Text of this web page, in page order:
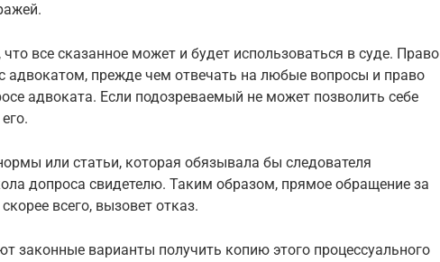
все сказанное может и будет использоваться в суде. Право
адвокатом, прежде чем отвечать на любые вопросы и право
адвоката. Если подозреваемый не может позволить себе
или статьи, которая обязывала бы следователя
допроса свидетелю. Таким образом, прямое обращение за
всего, вызовет отказ.
законные варианты получить копию этого процессуального